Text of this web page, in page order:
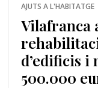
AJUTS A L'HABITATGE
Vilafranca
d’edificis i
500.000